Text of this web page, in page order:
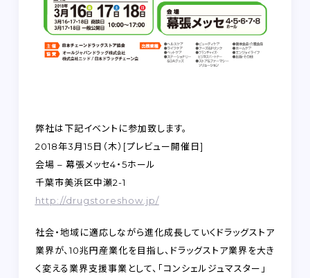
弊社は下記イベントに参加致します。
2018年3月15日（木）[プレビュー開催日]
会場 – 幕張メッセ4・5ホール
千葉市美浜区中瀬2-1
http://drugstoreshow.jp/
社会・地域に適応しながら進化成長していくドラッグストア
業界が、10兆円産業化を目指し、ドラッグストア業界を大き
く変える業界支援事業として、「コンシェルジュマスター」